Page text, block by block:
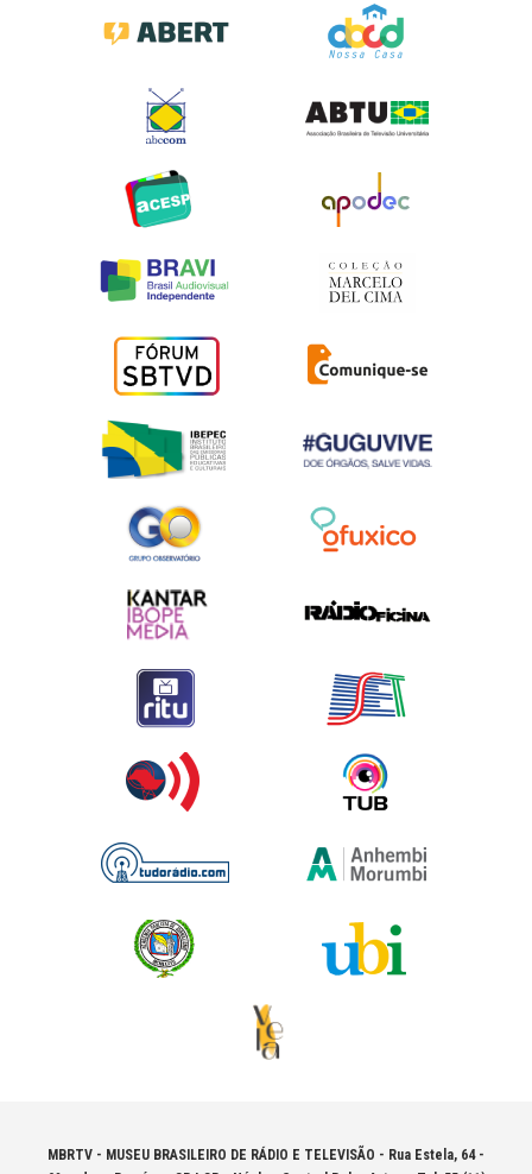
MBRTV - MUSEU BRASILEIRO DE RÁDIO E TELEVISÃO - Rua Estela, 64 -